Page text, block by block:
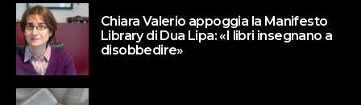
Chiara Valerio appoggia la Manifesto
Library di Dua Lipa: «I libri insegnano a
disobbedire»